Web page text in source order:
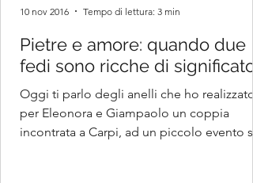
Pietre e amore: quando due
fedi sono ricche di significato
Oggi ti parlo degli anelli che ho realizzato
per Eleonora e Giampaolo un coppia
incontrata a Carpi, ad un piccolo evento
10 nov 2016 Tempo di lettura: 3 min